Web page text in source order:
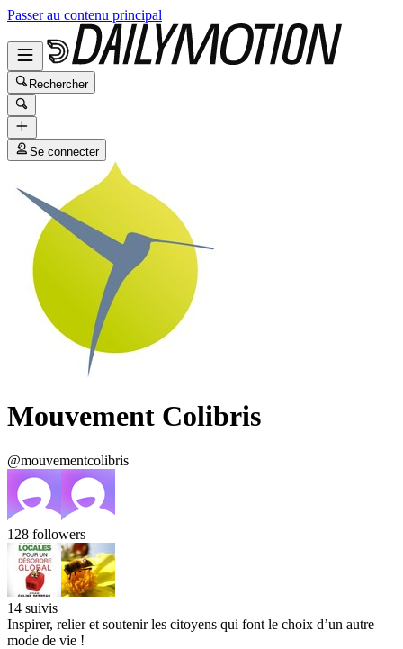
Passer au contenu principal
Rechercher
Se connecter
Mouvement Colibris
@mouvementcolibris
128 followers
14 suivis
Inspirer, relier et soutenir les citoyens qui font le choix d’un autre
mode de vie !